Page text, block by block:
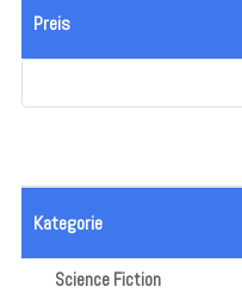
Preis
Kategorie
Science Fiction